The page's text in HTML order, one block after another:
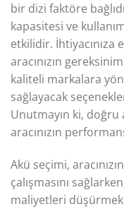
bir dizi faktöre
kapasitesi ve
etkilidir. İhtiyacınıza
aracınızın
kaliteli markalara
sağlayacak
Unutmayın ki,
aracınızın
Akü seçimi,
çalışmasını
maliyetleri